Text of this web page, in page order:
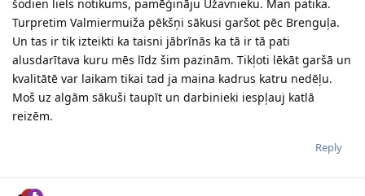
šodien liels notikums, pamēģināju Užavnieku. Man patika.
Turpretim Valmiermuiža pēkšņi sākusi garšot pēc Brenguļa.
Un tas ir tik izteikti ka taisni jābrīnās ka tā ir tā pati
alusdarītava kuru mēs līdz šim pazinām. Tikļoti lēkāt garšā un
kvalitātē var laikam tikai tad ja maina kadrus katru nedēļu.
Moš uz algām sākuši taupīt un darbinieki iespļauj katlā
reizēm.
Reply